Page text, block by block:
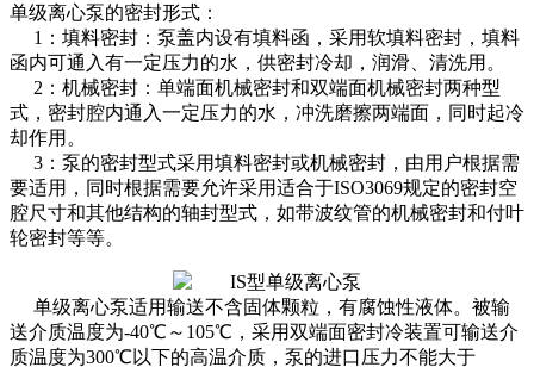
单级离心泵的密封形式：
1：填料密封：泵盖内设有填料函，采用软填料密封，填料
函内可通入有一定压力的水，供密封冷却，润滑、清洗用。
2：机械密封：单端面机械密封和双端面机械密封两种型
式，密封腔内通入一定压力的水，冲洗磨擦两端面，同时起冷
却作用。
3：泵的密封型式采用填料密封或机械密封，由用户根据需
要适用，同时根据需要允许采用适合于ISO3069规定的密封空
腔尺寸和其他结构的轴封型式，如带波纹管的机械密封和付叶
轮密封等等。
单级离心泵适用输送不含固体颗粒，有腐蚀性液体。被输
送介质温度为-40℃～105℃，采用双端面密封冷装置可输送介
质温度为300℃以下的高温介质，泵的进口压力不能大于